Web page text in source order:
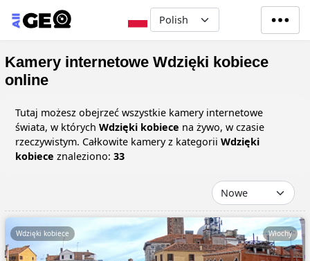
Przejdź do treści
Select your language
Kamery internetowe Wdzięki kobiece
online
Tutaj możesz obejrzeć wszystkie kamery internetowe
świata, w których Wdzięki kobiece na żywo, w czasie
rzeczywistym. Całkowite kamery z kategorii Wdzięki
kobiece znaleziono: 33
Wdzięki kobiece Włochy